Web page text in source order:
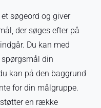
søgeord og giver
der søges efter på
Du kan med
din
kan på den baggrund
for din målgruppe.
en række